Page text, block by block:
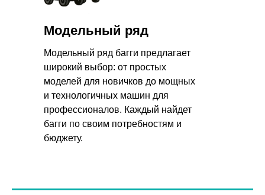
Модельный ряд
Модельный ряд багги предлагает
широкий выбор: от простых
моделей для новичков до мощных
и технологичных машин для
профессионалов. Каждый найдет
багги по своим потребностям и
бюджету.